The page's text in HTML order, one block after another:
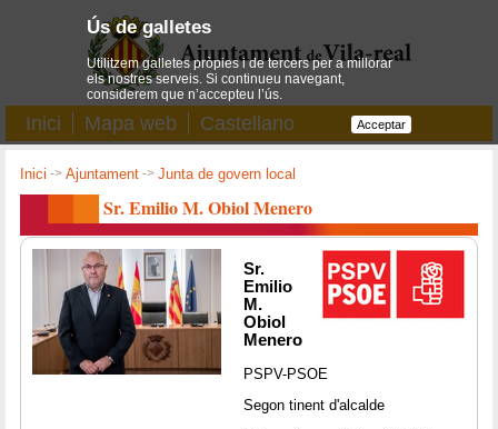
Inici Mapa web Castellano
Inici ->Ajuntament ->Junta de govern local
Sr. Emilio M. Obiol Menero
Sr.
Emilio
M.
Obiol
Menero
PSPV-PSOE
Segon tinent d'alcalde
Ús de galletes
Utilitzem galletes pròpies i de tercers per a millorar
els nostres serveis. Si continueu navegant,
considerem que n’accepteu l’ús.
Acceptar